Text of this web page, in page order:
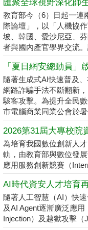
教育部今（6）日起一連
際論壇」，以「人機協
坡、韓國、愛沙尼亞、
者與國內產官學界交流
隨著生成式AI快速普及
網路詐騙手法不斷翻新
駭客攻擊。為提升全民
市電腦商業同業公會於
為培育我國數位創新人
軌，由教育部與數位發
應用服務創新競賽（
隨著人工智慧（AI）快
及AI Agent逐漸廣泛應
Injection）及越獄攻擊（